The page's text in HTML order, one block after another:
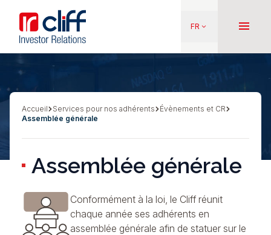
contenu
principal
Aller directement au contenu
FR keyboard_arrow_down menu
Fil
Accueil Services pour nos adhérents
Évènements et CR
Assemblée générale
Assemblée générale
Conformément à la loi, le Cliff réunit
chaque année ses adhérents en
assemblée générale afin de statuer sur le